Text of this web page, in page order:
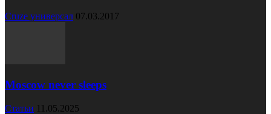
Cruze универсал 07.03.2017
Moscow never sleeps
Статьи 11.05.2025